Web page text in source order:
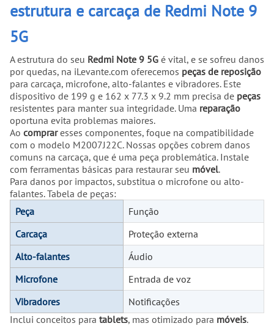
estrutura e carcaça de Redmi Note 9
5G
A estrutura do seu Redmi Note 9 5G é vital, e se sofreu danos
por quedas, na iLevante.com oferecemos peças de reposição
para carcaça, microfone, alto-falantes e vibradores. Este
dispositivo de 199 g e 162 x 77.3 x 9.2 mm precisa de peças
resistentes para manter sua integridade. Uma reparação
oportuna evita problemas maiores.
Ao compraresses componentes, foque na compatibilidade
com o modelo M2007J22C. Nossas opções cobrem danos
comuns na carcaça, que é uma peça problemática. Instale
com ferramentas básicas para restaurar seu móvel.
Para danos por impactos, substitua o microfone ou alto-
falantes. Tabela de peças:
Peça
Função
Carcaça
Proteção externa
Alto-falantes
Áudio
Microfone
Entrada de voz
Vibradores
Notificações
Inclui conceitos para tablets, mas otimizado para móveis.